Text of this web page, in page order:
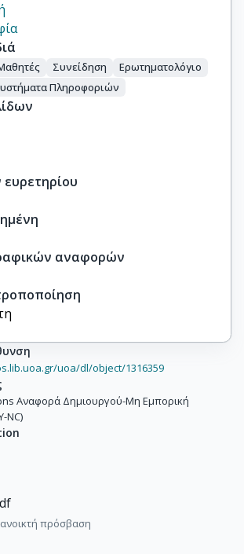
Συνείδηση
Ερωτηματολόγιο
Πληροφοριών
αναφορών
uoa/dl/object/1316359
Αναφορά Δημιουργού-Μη Εμπορική
NC)
πρόσβαση